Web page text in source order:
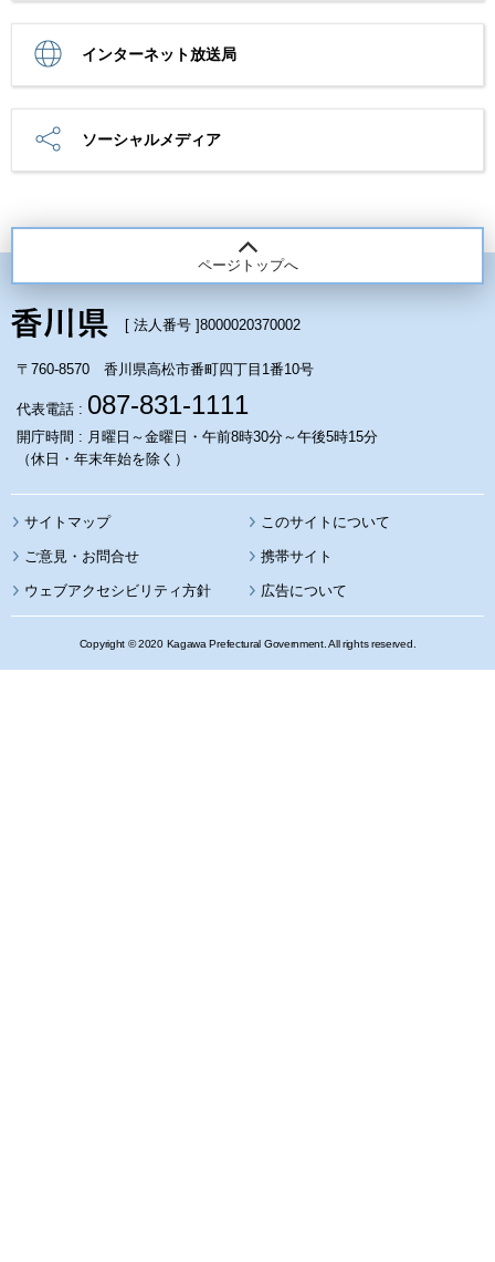
インターネット放送局
ソーシャルメディア
ページトップへ
[ 法人番号 ]8000020370002
〒760-8570 香川県高松市番町四丁目1番10号
代表電話 : 087-831-1111
開庁時間 : 月曜日～金曜日・午前8時30分～午後5時15分
（休日・年末年始を除く）
サイトマップ このサイトについて
携帯サイト
ウェブアクセシビリティ方針 広告について
Copyright © 2020 Kagawa Prefectural Government. All rights reserved.